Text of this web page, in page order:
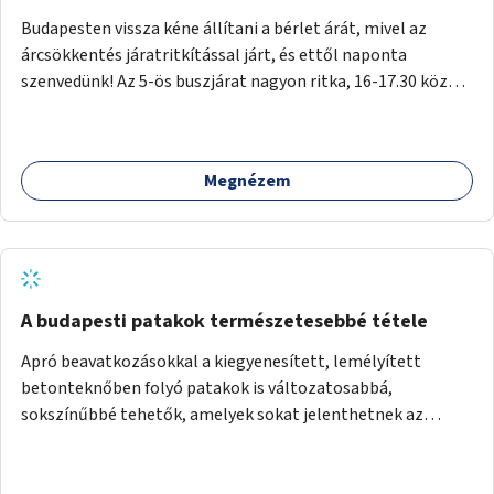
Budapesten vissza kéne állítani a bérlet árát, mivel az
árcsökkentés járatritkítással járt, és ettől naponta
szenvedünk! Az 5-ös buszjárat nagyon ritka, 16-17.30 között
kell utaznunk, gyerekkel együtt minden nap. Sokkal többet
érnénk vele, ha növelnék a bérlet árát és gyakorítanák a
megéreznénk.
Megnézem
A budapesti patakok természetesebbé tétele
Apró beavatkozásokkal a kiegyenesített, lemélyített
betonteknőben folyó patakok is változatosabbá,
sokszínűbbé tehetők, amelyek sokat jelenthetnek az